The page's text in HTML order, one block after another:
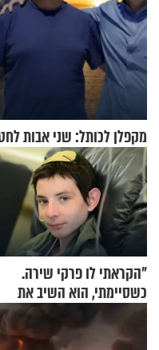
מקפלן לכותל: שני אבות
"הקראתי לו פרקי שירה.
כשסיימתי, הוא השיב את
נשמתו לבורא"